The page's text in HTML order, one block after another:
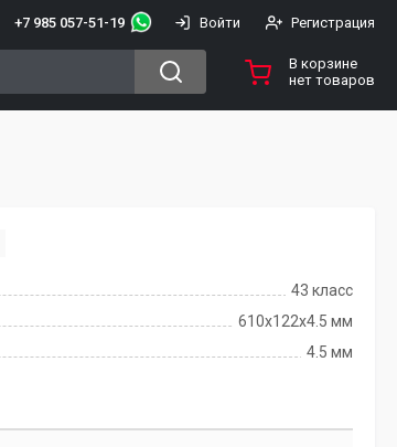
+7 985 057-51-19 Войти Регистрация
В корзине
нет товаров
43 класс
610x122x4.5 мм
4.5 мм